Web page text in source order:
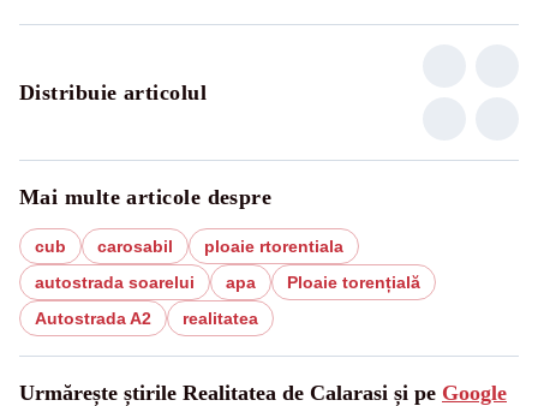
Distribuie articolul
Mai multe articole despre
cub carosabil
ploaie rtorentiala
autostrada soarelui
apa
Ploaie torențială
Autostrada A2
realitatea
Urmărește știrile Realitatea de Calarasi și pe Google